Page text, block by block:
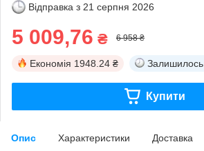
Відправка з 21 серпня 2026
5 009,76 ₴ 6 958 ₴
Економія 1948.24 ₴ Залишилось
Купити
Опис Характеристики Доставка